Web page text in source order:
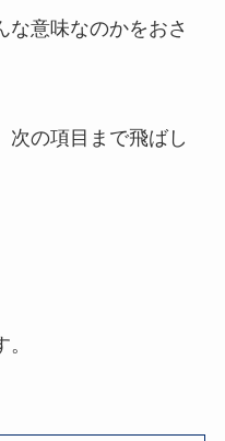
な意味なのかをおさ
次の項目まで飛ばし